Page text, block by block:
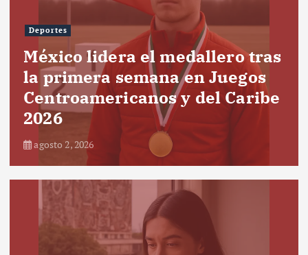
Deportes
México lidera el medallero tras
la primera semana en Juegos
Centroamericanos y del Caribe
2026
agosto 2, 2026